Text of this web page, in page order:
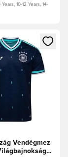
10-12 Years, 14-
a tagként
modált a
Vendégmez